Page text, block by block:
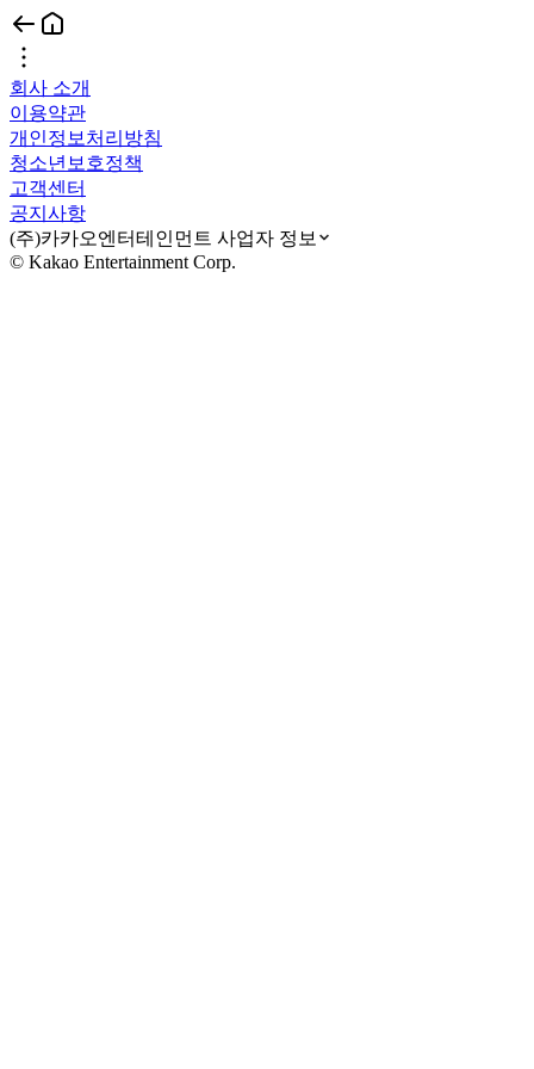
회사 소개
이용약관
개인정보처리방침
청소년보호정책
고객센터
공지사항
(주)카카오엔터테인먼트 사업자 정보
© Kakao Entertainment Corp.